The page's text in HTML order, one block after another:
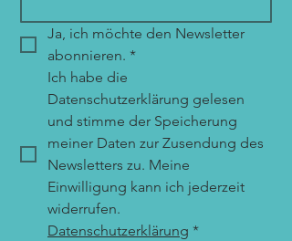
Ja, ich möchte den Newsletter
abonnieren. *
Ich habe die
Datenschutzerklärung gelesen
und stimme der Speicherung
meiner Daten zur Zusendung des
Newsletters zu. Meine
Einwilligung kann ich jederzeit
Datenschutzerklärung *